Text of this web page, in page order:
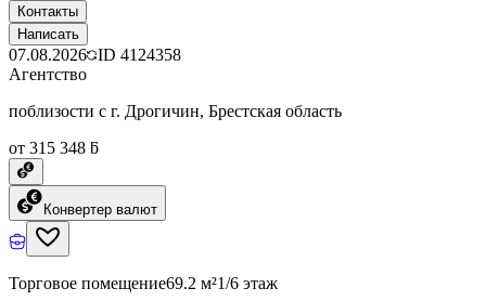
Контакты
Написать
07.08.2026 ID 4124358
Агентство
поблизости с г. Дрогичин, Брестская область
от 315 348 ƃ
Конвертер валют
Торговое помещение69.2 м²1/6 этаж